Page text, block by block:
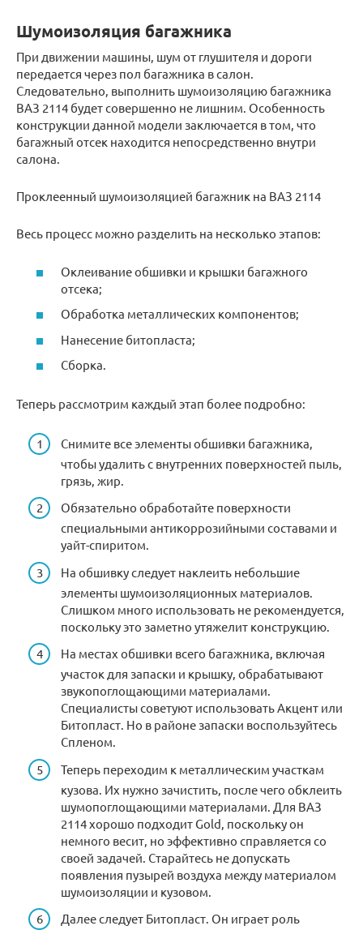
Шумоизоляция багажника
При движении машины, шум от глушителя и дороги
передается через пол багажника в салон.
Следовательно, выполнить шумоизоляцию багажника
ВАЗ 2114 будет совершенно не лишним. Особенность
конструкции данной модели заключается в том, что
багажный отсек находится непосредственно внутри
салона.
Проклеенный шумоизоляцией багажник на ВАЗ 2114
Весь процесс можно разделить на несколько этапов:
Оклеивание обшивки и крышки багажного
отсека;
Обработка металлических компонентов;
Нанесение битопласта;
Сборка.
Теперь рассмотрим каждый этап более подробно:
Снимите все элементы обшивки багажника,
чтобы удалить с внутренних поверхностей пыль,
грязь, жир.
Обязательно обработайте поверхности
специальными антикоррозийными составами и
уайт-спиритом.
На обшивку следует наклеить небольшие
элементы шумоизоляционных материалов.
Слишком много использовать не рекомендуется,
поскольку это заметно утяжелит конструкцию.
На местах обшивки всего багажника, включая
участок для запаски и крышку, обрабатывают
звукопоглощающими материалами.
Специалисты советуют использовать Акцент или
Битопласт. Но в районе запаски воспользуйтесь
Спленом.
Теперь переходим к металлическим участкам
кузова. Их нужно зачистить, после чего обклеить
шумопоглощающими материалами. Для ВАЗ
2114 хорошо подходит Gold, поскольку он
немного весит, но эффективно справляется со
своей задачей. Старайтесь не допускать
появления пузырей воздуха между материалом
шумоизоляции и кузовом.
Далее следует Битопласт. Он играет роль